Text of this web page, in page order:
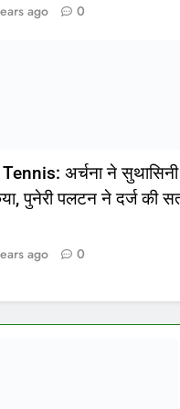
ago 0
अर्चना ने
पुनेरी पलटन ने दर्ज की
ago 0